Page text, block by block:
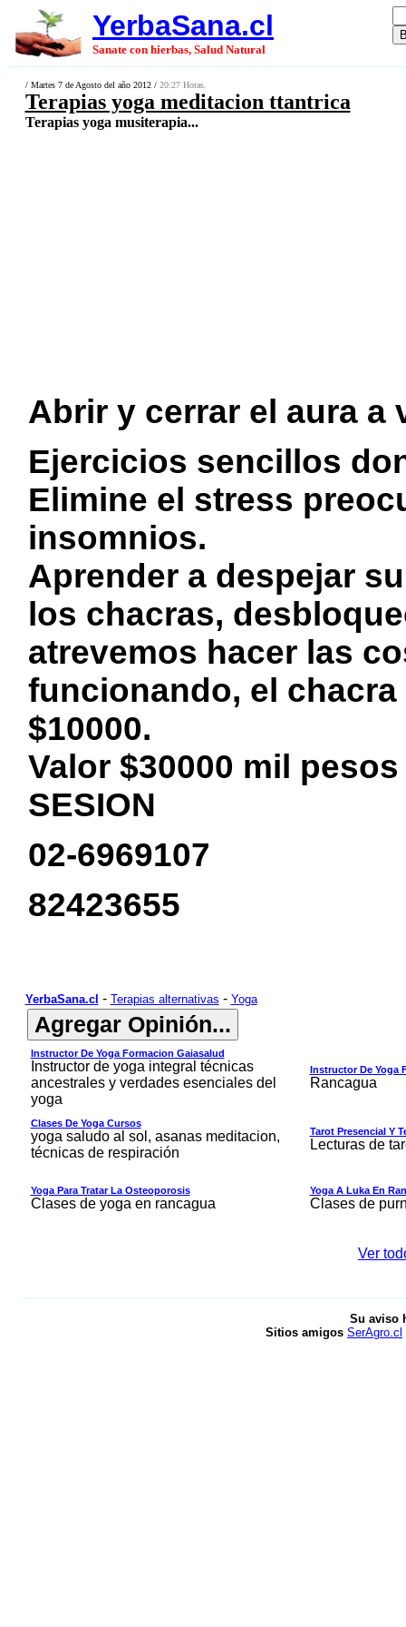
YerbaSana.cl
Sanate con hierbas, Salud Natural
/ Martes 7 de Agosto del año 2012 / 20:27 Horas.
Terapias yoga meditacion ttantrica
Terapias yoga musiterapia...
Abrir y cerrar el aura a
Ejercicios sencillos
Elimine el stress
insomnios.
Aprender a despejar
los chacras,
atrevemos hacer las
funcionando, el
$10000.
Valor $30000 mil
SESION
02-6969107
82423655
YerbaSana.cl - Terapias alternativas - Yoga
Instructor De Yoga Formacion Gaiasalud
Instructor de yoga integral técnicas
ancestrales y verdades esenciales del
yoga
Instructor De Yoga
Rancagua
Clases De Yoga Cursos
yoga saludo al sol, asanas meditacion,
técnicas de respiración
Tarot Presencial Y
Lecturas de
Yoga Para Tratar La Osteoporosis
Clases de yoga en rancagua
Yoga A Luka En
Clases de
Ver
Su aviso
Sitios amigos SerAgro.cl